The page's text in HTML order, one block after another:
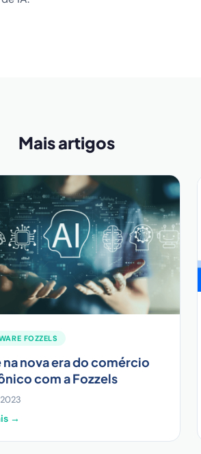
Mais artigos
FOZZELS
na nova era do comércio
com a Fozzels
→